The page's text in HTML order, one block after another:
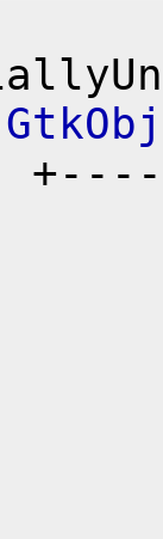
               +----